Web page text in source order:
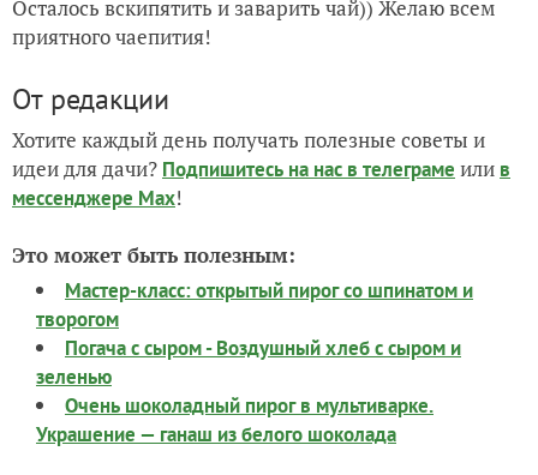
Осталось вскипятить и заварить чай)) Желаю всем
приятного чаепития!
От редакции
Хотите каждый день получать полезные советы и
идеи для дачи? Подпишитесь на нас в телеграме или в
мессенджере Max!
Это может быть полезным:
Мастер-класс: открытый пирог со шпинатом и
творогом
Погача с сыром - Воздушный хлеб с сыром и
зеленью
Очень шоколадный пирог в мультиварке.
Украшение — ганаш из белого шоколада